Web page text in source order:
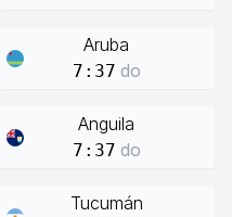
Aruba
7:37 do
Anguila
7:37 do
Tucumán